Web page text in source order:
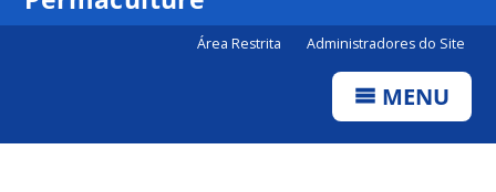
Área Restrita Administradores do Site
MENU